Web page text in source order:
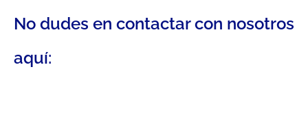
No dudes en contactar con nosotros
aquí: